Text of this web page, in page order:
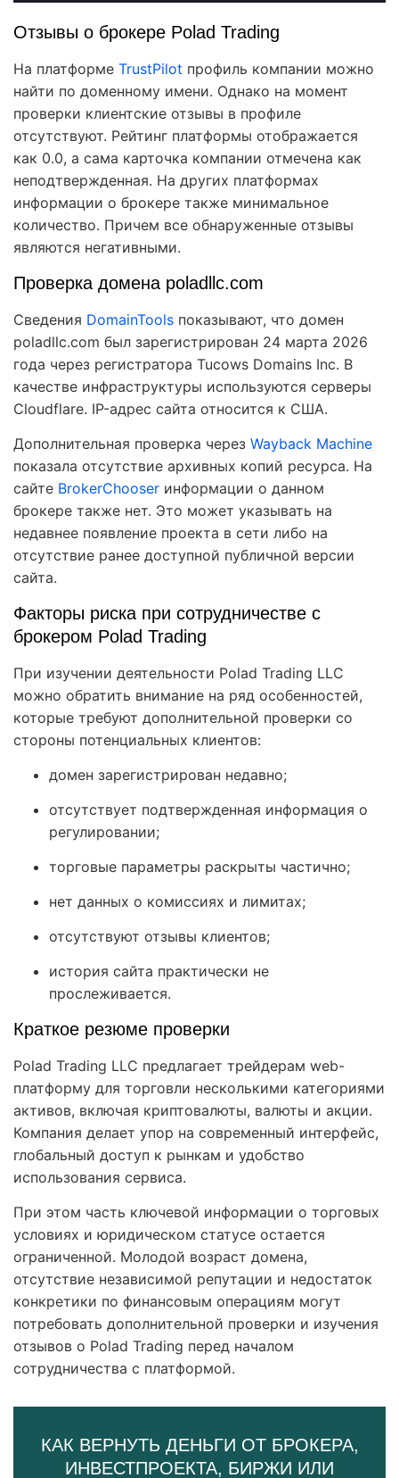
Отзывы о брокере Polad Trading
На платформе TrustPilot профиль компании можно
найти по доменному имени. Однако на момент
проверки клиентские отзывы в профиле
отсутствуют. Рейтинг платформы отображается
как 0.0, а сама карточка компании отмечена как
неподтвержденная. На других платформах
информации о брокере также минимальное
количество. Причем все обнаруженные отзывы
являются негативными.
Проверка домена poladllc.com
Сведения DomainTools показывают, что домен
poladllc.com был зарегистрирован 24 марта 2026
года через регистратора Tucows Domains Inc. В
качестве инфраструктуры используются серверы
Cloudflare. IP-адрес сайта относится к США.
Дополнительная проверка через Wayback Machine
показала отсутствие архивных копий ресурса. На
сайте BrokerChooser информации о данном
брокере также нет. Это может указывать на
недавнее появление проекта в сети либо на
отсутствие ранее доступной публичной версии
сайта.
Факторы риска при сотрудничестве с
брокером Polad Trading
При изучении деятельности Polad Trading LLC
можно обратить внимание на ряд особенностей,
которые требуют дополнительной проверки со
стороны потенциальных клиентов:
домен зарегистрирован недавно;
отсутствует подтвержденная информация о
регулировании;
торговые параметры раскрыты частично;
нет данных о комиссиях и лимитах;
отсутствуют отзывы клиентов;
история сайта практически не
прослеживается.
Краткое резюме проверки
Polad Trading LLC предлагает трейдерам web-
платформу для торговли несколькими категориями
активов, включая криптовалюты, валюты и акции.
Компания делает упор на современный интерфейс,
глобальный доступ к рынкам и удобство
использования сервиса.
При этом часть ключевой информации о торговых
условиях и юридическом статусе остается
ограниченной. Молодой возраст домена,
отсутствие независимой репутации и недостаток
конкретики по финансовым операциям могут
потребовать дополнительной проверки и изучения
отзывов о Polad Trading перед началом
сотрудничества с платформой.
КАК ВЕРНУТЬ ДЕНЬГИ ОТ БРОКЕРА,
ИНВЕСТПРОЕКТА, БИРЖИ ИЛИ